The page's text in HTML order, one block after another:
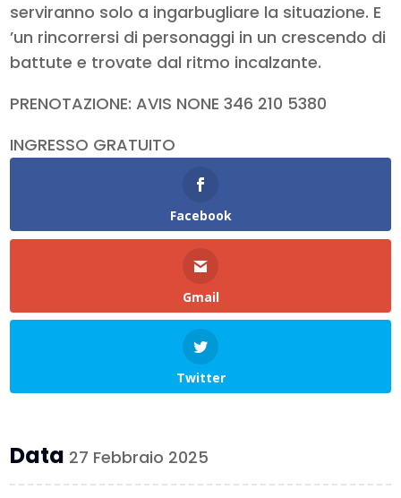
serviranno solo a ingarbugliare la situazione. E
’un rincorrersi di personaggi in un crescendo di
battute e trovate dal ritmo incalzante.
PRENOTAZIONE: AVIS NONE 346 210 5380
INGRESSO GRATUITO
Facebook
Gmail
Twitter
Data 27 Febbraio 2025